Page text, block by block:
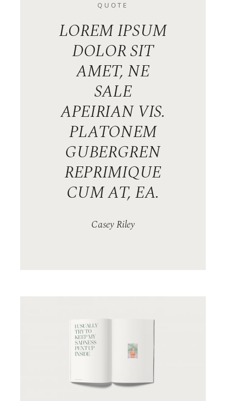
QUOTE
LOREM IPSUM
DOLOR SIT
AMET, NE
SALE
APEIRIAN VIS.
PLATONEM
GUBERGREN
REPRIMIQUE
CUM AT, EA.
Casey Riley